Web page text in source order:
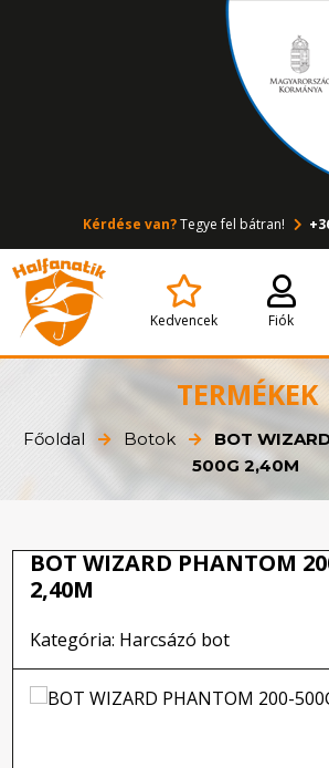
Kérdése van?Tegye fel bátran!
Kedvencek Fiók
TERMÉKEK
Főoldal Botok
BOT
500G 2,40M
BOT WIZARD PHANTOM
2,40M
Kategória: Harcsázó bot